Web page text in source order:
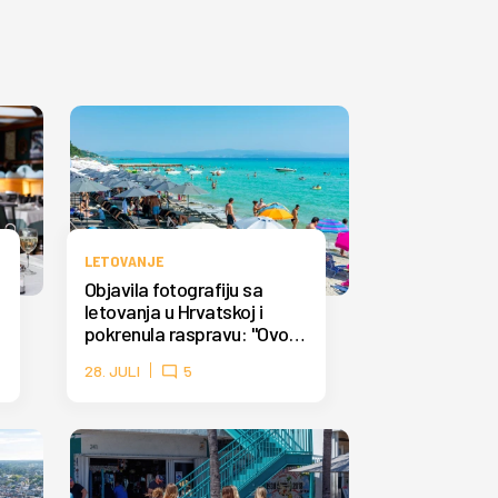
LETOVANJE
Objavila fotografiju sa
letovanja u Hrvatskoj i
pokrenula raspravu: "Ovo
28. JULI 5